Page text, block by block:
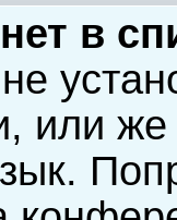
в
или же